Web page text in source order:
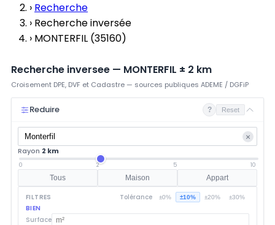
› Recherche
› Recherche inversée
› MONTERFIL (35160)
Recherche inversee — MONTERFIL ± 2 km
Croisement DPE, DVF et Cadastre — sources publiques ADEME / DGFiP
Reduire ? Reset
×
Rayon 2 km
0 2 5 10
Tous Maison Appart
FILTRES Tolérance ±0% ±10% ±20% ±30%
BIEN
Surface